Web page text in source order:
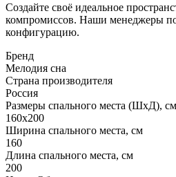
Создайте своё идеальное
компромиссов. Наши менеджеры
конфигурацию.
Бренд
Мелодия сна
Страна производителя
Россия
Размеры спального места (ШхД), см
160х200
Ширина спального места, см
160
Длина спального места, см
200